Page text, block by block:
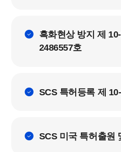
흑화현상 방지 제
2486557호
SCS 특허등록 제
SCS 미국 특허출원